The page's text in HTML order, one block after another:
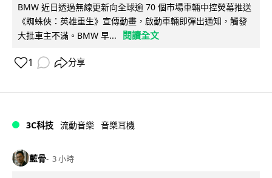
BMW 近日透過無線更新向全球逾 70 個市場車輛中控熒幕推送
《蜘蛛俠：英雄重生》宣傳動畫，啟動車輛即彈出通知，觸發
大批車主不滿。BMW 早...
閱讀全文
1 分享
3C科技 流動音樂 音樂耳機
藍骨 3 小時